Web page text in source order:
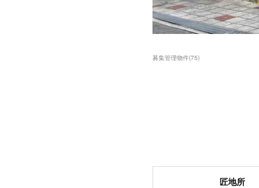
募集管理物件(75)
匠地所